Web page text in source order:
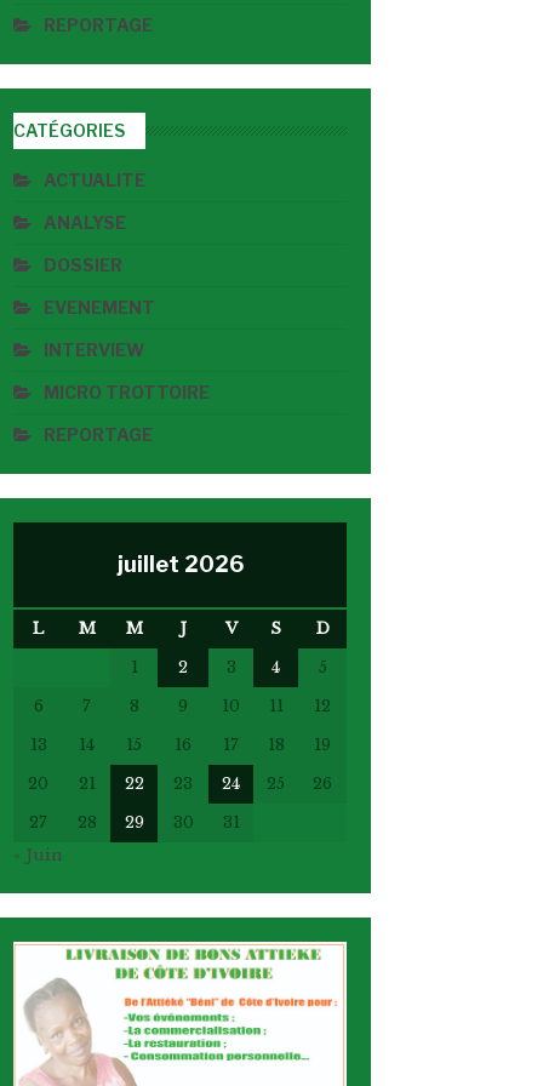
REPORTAGE
CATÉGORIES
ACTUALITE
ANALYSE
DOSSIER
EVENEMENT
INTERVIEW
MICRO TROTTOIRE
REPORTAGE
juillet 2026
L M M J V S
D
1
2 3 4
5
6
7 8 9 10 11
12
13
14 15 16 17 18
19
20
21 22 23 24 25
26
27
28 29 30
31
« Juin